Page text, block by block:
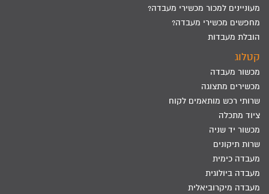
מעוניינים למכור מכשירי מעבדה?
מחפשים מכשירי מעבדה?
הובלת מעבדות
קטלוג
מכשור מעבדה
מכשירים מתצוגה
שרותי רכש מותאמים לקוח
ציוד מתכלה
מכשור יד שניה
שרות תיקונים
מעבדה כימית
מעבדה ביולוגית
מעבדה מיקרוביאלית